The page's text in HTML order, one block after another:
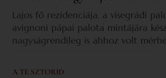
Lajos fő rezidenciája, a visegrádi
avignoni pápai palota mintájára
nagyságrendileg is ahhoz volt
A TE SZTORID